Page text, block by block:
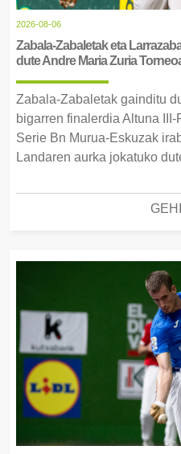
2026-08-06
Zabala-Zabaletak eta
dute Andre Maria Zuria
Zabala-Zabaletak gainditu
bigarren finalerdia Altuna
Serie Bn Murua-Eskuzak
Landaren aurka jokatuko